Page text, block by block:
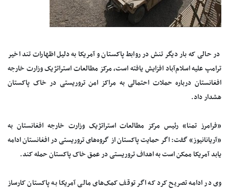
در حالی که بار دیگر تنش در روابط پاکستان و آمریکا به دلیل اظهارات تند اخیر
ترامپ علیه اسلام‌آباد افزایش یافته است، مرکز مطالعات استراتژیک وزارت خارجه
افغانستان درباره حملات احتمالی به مراکز امن تروریستی در خاک پاکستان
هشدار داد.
«فرامرز تمنا» رئیس مرکز مطالعات استراتژیک وزارت خارجه افغانستان به
«آریانانیوز» گفت: اگر حمایت پاکستان از گروه‌های تروریستی در افغانستان ادامه
یابد آمریکا ممکن است به اهداف تروریستی در عمق خاک پاکستان حمله کند.
وی در ادامه تصریح کرد که اگر توقف کمک‌های مالی آمریکا به پاکستان کارساز